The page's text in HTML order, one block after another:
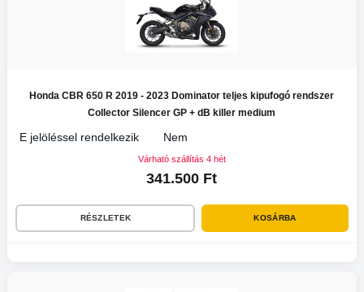
Honda CBR 650 R 2019 - 2023 Dominator teljes kipufogó rendszer
Collector Silencer GP + dB killer medium
E jelöléssel rendelkezik Nem
Várható szállítás 4 hét
341.500 Ft
RÉSZLETEK KOSÁRBA